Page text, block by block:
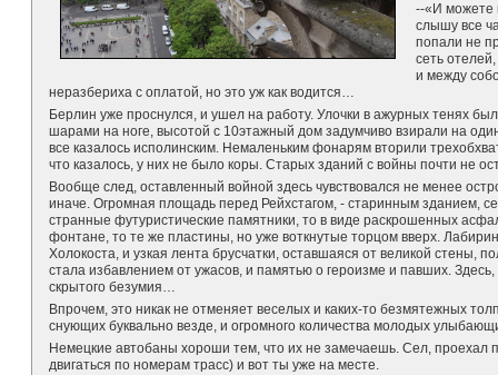
--«И можете
слышу все
попали не
сеть
и между
неразбериха с оплатой, но это уж как водится…
Берлин уже проснулся, и ушел на работу. Улочки в ажурных тенях
шарами на ноге, высотой с 10этажный дом задумчиво взирали на
все казалось исполинским. Немаленьким фонарям вторили
что казалось, у них не было коры. Старых зданий с войны почти не
Вообще след, оставленный войной здесь чувствовался не менее
иначе. Огромная площадь перед Рейхстагом, - старинным зданием,
странные футуристические памятники, то в виде раскрошенных
фонтане, то те же пластины, но уже воткнутые торцом вверх.
Холокоста, и узкая лента брусчатки, оставшаяся от великой стены,
стала избавлением от ужасов, и памятью о героизме и павших.
скрытого безумия…
Впрочем, это никак не отменяет веселых и каких-то безмятежных
снующих буквально везде, и огромного количества молодых
Немецкие автобаны хороши тем, что их не замечаешь. Сел, проехал
двигаться по номерам трасс) и вот ты уже на месте.